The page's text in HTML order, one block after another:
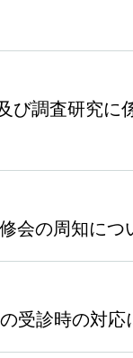
び調査研究
会の周知につ
受診時の対応